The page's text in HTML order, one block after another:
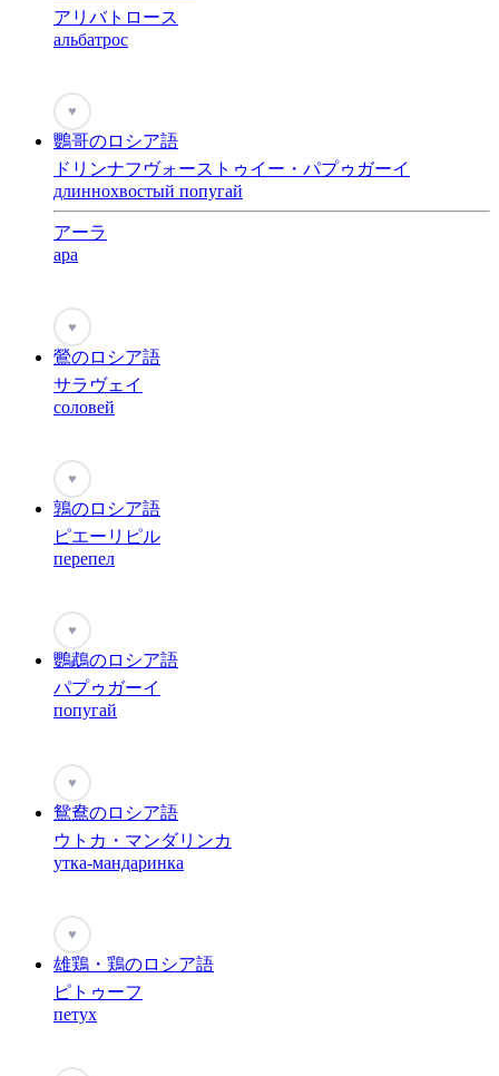
アリバトロース
альбатрос
♥
鸚哥のロシア語
ドリンナフヴォーストゥイー・パプゥガーイ
длиннохвостый попугай
アーラ
apa
♥
鶯のロシア語
サラヴェイ
соловей
♥
鶉のロシア語
ピエーリピル
перепел
♥
鸚鵡のロシア語
パプゥガーイ
попугай
♥
鴛鴦のロシア語
ウトカ・マンダリンカ
утка-мандаринка
♥
雄鶏・鶏のロシア語
ピトゥーフ
петух